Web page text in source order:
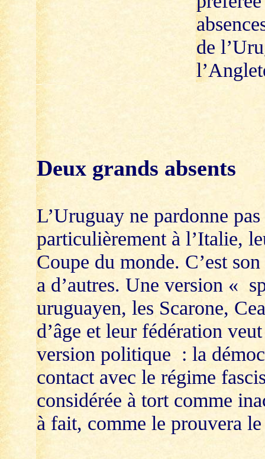
de
Deux grands absents
L’Uruguay ne pardonne
particulièrement à l’Italie,
Coupe du monde. C’est
a d’autres. Une version «
uruguayen, les Scarone,
d’âge et leur fédération
version politique : la
contact avec le régime
considérée à tort comme
à fait, comme le prouvera